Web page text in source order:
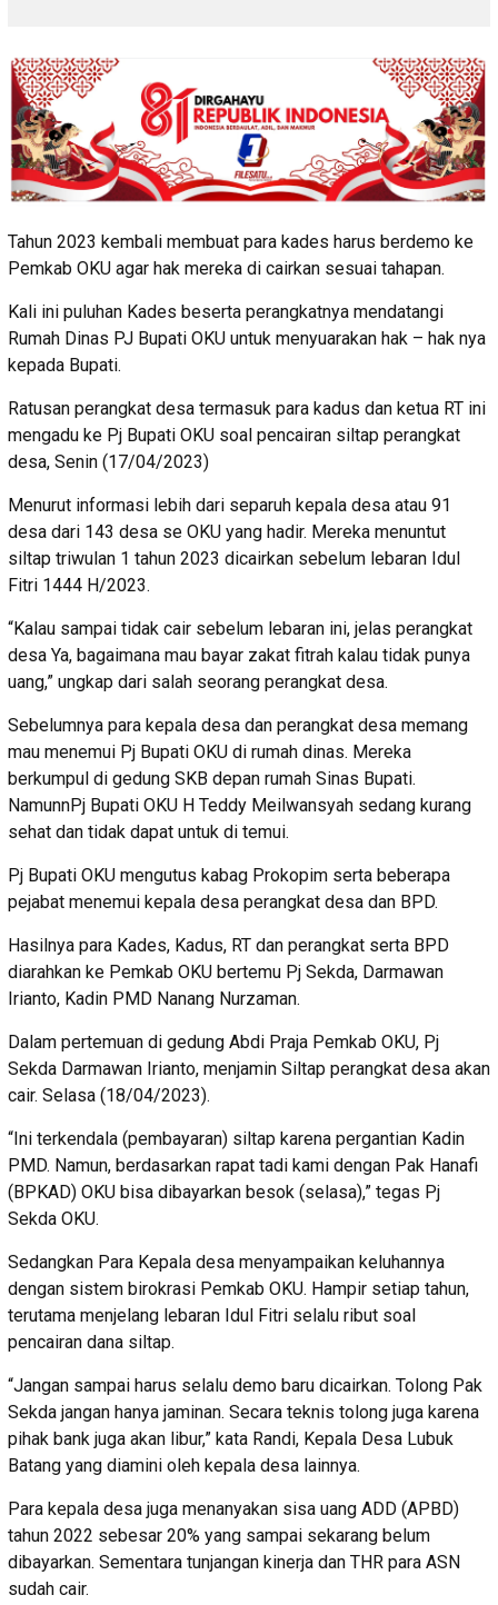
Tahun 2023 kembali membuat para kades harus berdemo ke
Pemkab OKU agar hak mereka di cairkan sesuai tahapan.
Kali ini puluhan Kades beserta perangkatnya mendatangi
Rumah Dinas PJ Bupati OKU untuk menyuarakan hak – hak nya
kepada Bupati.
Ratusan perangkat desa termasuk para kadus dan ketua RT ini
mengadu ke Pj Bupati OKU soal pencairan siltap perangkat
desa, Senin (17/04/2023)
Menurut informasi lebih dari separuh kepala desa atau 91
desa dari 143 desa se OKU yang hadir. Mereka menuntut
siltap triwulan 1 tahun 2023 dicairkan sebelum lebaran Idul
Fitri 1444 H/2023.
“Kalau sampai tidak cair sebelum lebaran ini, jelas perangkat
desa Ya, bagaimana mau bayar zakat fitrah kalau tidak punya
uang,” ungkap dari salah seorang perangkat desa.
Sebelumnya para kepala desa dan perangkat desa memang
mau menemui Pj Bupati OKU di rumah dinas. Mereka
berkumpul di gedung SKB depan rumah Sinas Bupati.
NamunnPj Bupati OKU H Teddy Meilwansyah sedang kurang
sehat dan tidak dapat untuk di temui.
Pj Bupati OKU mengutus kabag Prokopim serta beberapa
pejabat menemui kepala desa perangkat desa dan BPD.
Hasilnya para Kades, Kadus, RT dan perangkat serta BPD
diarahkan ke Pemkab OKU bertemu Pj Sekda, Darmawan
Irianto, Kadin PMD Nanang Nurzaman.
Dalam pertemuan di gedung Abdi Praja Pemkab OKU, Pj
Sekda Darmawan Irianto, menjamin Siltap perangkat desa akan
cair. Selasa (18/04/2023).
“Ini terkendala (pembayaran) siltap karena pergantian Kadin
PMD. Namun, berdasarkan rapat tadi kami dengan Pak Hanafi
(BPKAD) OKU bisa dibayarkan besok (selasa),” tegas Pj
Sekda OKU.
Sedangkan Para Kepala desa menyampaikan keluhannya
dengan sistem birokrasi Pemkab OKU. Hampir setiap tahun,
terutama menjelang lebaran Idul Fitri selalu ribut soal
pencairan dana siltap.
“Jangan sampai harus selalu demo baru dicairkan. Tolong Pak
Sekda jangan hanya jaminan. Secara teknis tolong juga karena
pihak bank juga akan libur,” kata Randi, Kepala Desa Lubuk
Batang yang diamini oleh kepala desa lainnya.
Para kepala desa juga menanyakan sisa uang ADD (APBD)
tahun 2022 sebesar 20% yang sampai sekarang belum
dibayarkan. Sementara tunjangan kinerja dan THR para ASN
sudah cair.